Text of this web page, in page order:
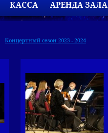
КАССА АРЕНДА ЗАЛА
Концертный сезон 2023 - 2024